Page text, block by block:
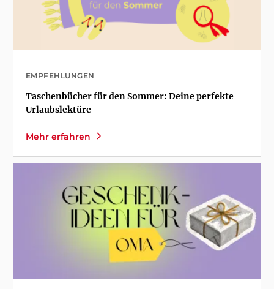
EMPFEHLUNGEN
Taschenbücher für den Sommer: Deine perfekte
Urlaubslektüre
Mehr erfahren